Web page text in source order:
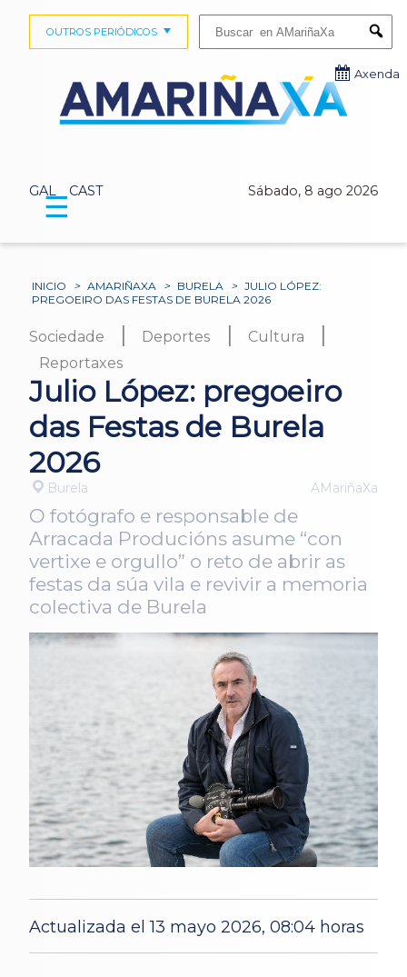
GAL CAST Sábado, 8 ago 2026
OUTROS PERIÓDICOS
Axenda
☰
INICIO > AMARIÑAXA > BURELA > JULIO LÓPEZ:
PREGOEIRO DAS FESTAS DE BURELA 2026
Sociedade | Deportes | Cultura |
Reportaxes
Julio López: pregoeiro
das Festas de Burela
2026
Burela AMariñaXa
O fotógrafo e responsable de
Arracada Producións asume “con
vertixe e orgullo” o reto de abrir as
festas da súa vila e revivir a memoria
colectiva de Burela
Actualizada el 13 mayo 2026, 08:04 horas